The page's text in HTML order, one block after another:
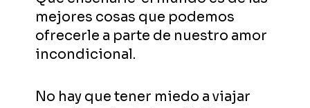
mejores cosas que podemos
ofrecerle a parte de nuestro amor
incondicional.
No hay que tener miedo a viajar